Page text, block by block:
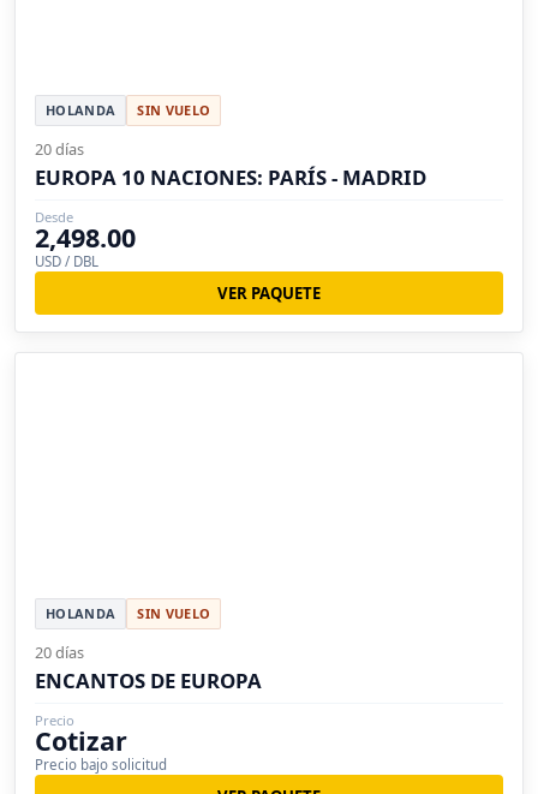
HOLANDA SIN VUELO
20 días
EUROPA 10 NACIONES: PARÍS - MADRID
Desde
2,498.00
USD / DBL
VER PAQUETE
HOLANDA SIN VUELO
20 días
ENCANTOS DE EUROPA
Precio
Cotizar
Precio bajo solicitud